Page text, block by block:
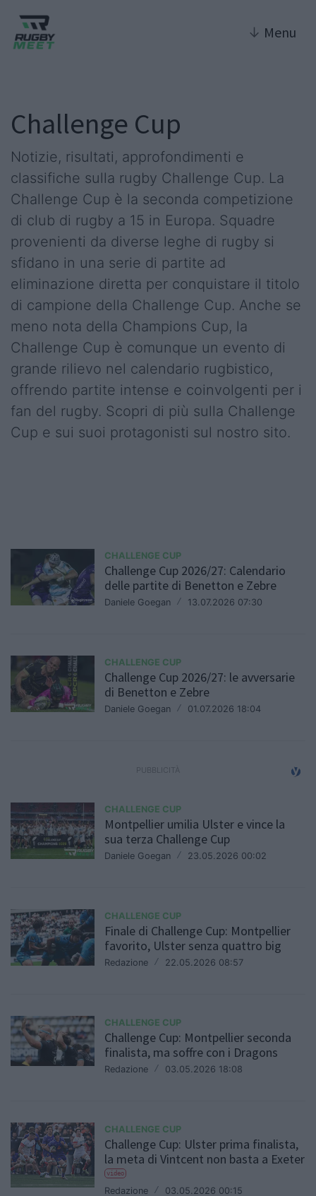
↓ Menu
Challenge Cup
Notizie, risultati, approfondimenti e
classifiche sulla rugby Challenge Cup. La
Challenge Cup è la seconda competizione
di club di rugby a 15 in Europa. Squadre
provenienti da diverse leghe di rugby si
sfidano in una serie di partite ad
eliminazione diretta per conquistare il titolo
di campione della Challenge Cup. Anche se
meno nota della Champions Cup, la
Challenge Cup è comunque un evento di
grande rilievo nel calendario rugbistico,
offrendo partite intense e coinvolgenti per i
fan del rugby. Scopri di più sulla Challenge
Cup e sui suoi protagonisti sul nostro sito.
CHALLENGE CUP
Challenge Cup 2026/27: Calendario
delle partite di Benetton e Zebre
Daniele Goegan / 13.07.2026 07:30
CHALLENGE CUP
Challenge Cup 2026/27: le avversarie
di Benetton e Zebre
Daniele Goegan / 01.07.2026 18:04
CHALLENGE CUP
Montpellier umilia Ulster e vince la
sua terza Challenge Cup
Daniele Goegan / 23.05.2026 00:02
CHALLENGE CUP
Finale di Challenge Cup: Montpellier
favorito, Ulster senza quattro big
Redazione / 22.05.2026 08:57
CHALLENGE CUP
Challenge Cup: Montpellier seconda
finalista, ma soffre con i Dragons
Redazione / 03.05.2026 18:08
CHALLENGE CUP
Challenge Cup: Ulster prima finalista,
la meta di Vintcent non basta a Exeter
video
Redazione / 03.05.2026 00:15